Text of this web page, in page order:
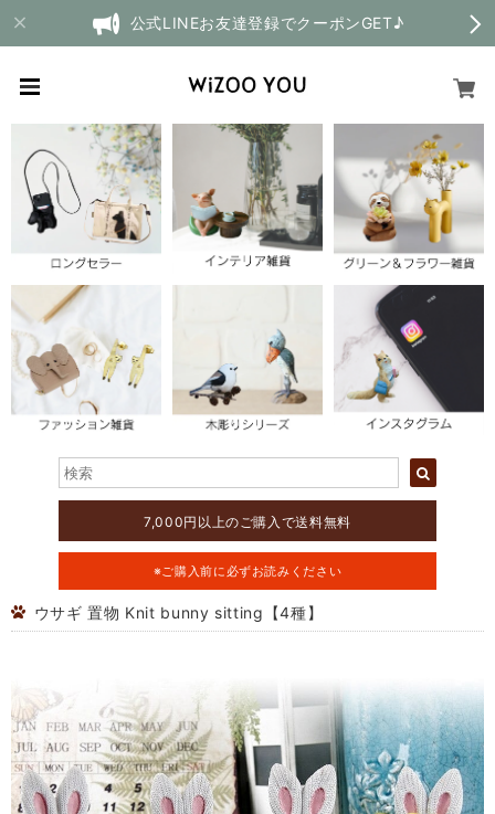
公式LINEお友達登録でクーポンGET♪
7,000円以上のご購入で送料無料
※ご購入前に必ずお読みください
ウサギ 置物 Knit bunny sitting【4種】